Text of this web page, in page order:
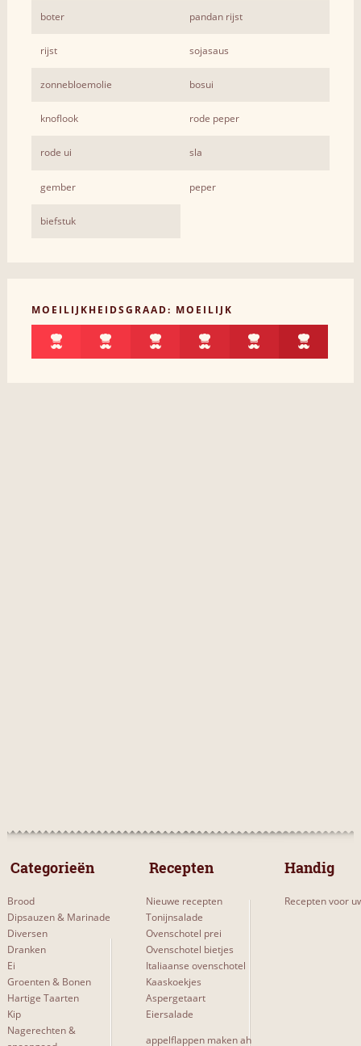
boter pandan rijst
rijst sojasaus
zonnebloemolie bosui
knoflook rode peper
rode ui sla
gember peper
biefstuk
MOEILIJKHEIDSGRAAD: MOEILIJK
Categorieën
Brood
Dipsauzen & Marinade
Diversen
Dranken
Ei
Groenten & Bonen
Hartige Taarten
Kip
Nagerechten &
Recepten
Nieuwe recepten
Tonijnsalade
Ovenschotel prei
Ovenschotel bietjes
Italiaanse ovenschotel
Kaaskoekjes
Aspergetaart
Eiersalade
appelflappen maken ah
Handig
Recepten voor